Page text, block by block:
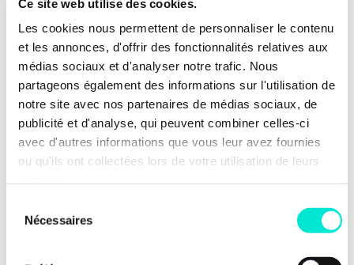
Ce site web utilise des cookies.
Les cookies nous permettent de personnaliser le contenu
et les annonces, d'offrir des fonctionnalités relatives aux
médias sociaux et d'analyser notre trafic. Nous
partageons également des informations sur l'utilisation de
notre site avec nos partenaires de médias sociaux, de
publicité et d'analyse, qui peuvent combiner celles-ci
avec d'autres informations que vous leur avez fournies
ou qu'ils ont collectées lors de votre utilisation de leurs
Nécessaires
En conclusion
En titre, j’ai écrit «Comment la
climaflation fait grimper les prix et
change nos habitudes alimentaires»
mais j’aurais pu intituler ce post «
comment l’aveuglement de certains, les
raccourcis des autres, nous impactent